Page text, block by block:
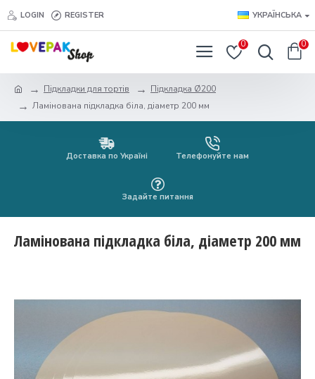
LOGIN REGISTER УКРАЇНСЬКА
0 0
Підкладки для тортів
Підкладка Ø200
Ламінована підкладка біла, діаметр 200 мм
Доставка по Україні Телефонуйте нам
Задайте питання
Ламінована підкладка біла, діаметр 200 мм